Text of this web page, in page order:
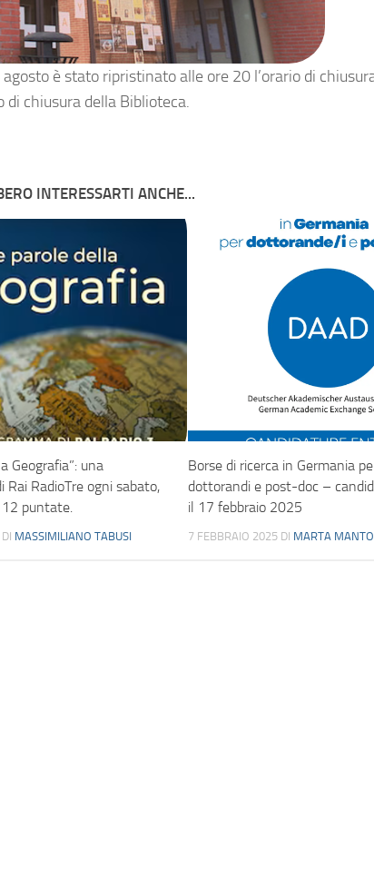
è stato ripristinato alle ore 20 l’orario di
di chiusura della Biblioteca.
INTERESSARTI ANCHE...
Geografia”: una
Rai RadioTre ogni sabato,
12 puntate.
DI MASSIMILIANO TABUSI
Borse di ricerca in Germania
dottorandi e post-doc –
il 17 febbraio 2025
7 FEBBRAIO 2025 DI MARTA